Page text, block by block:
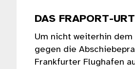
DAS FRAPORT-
Um nicht weiterhin dem
gegen die
Frankfurter Flughafen